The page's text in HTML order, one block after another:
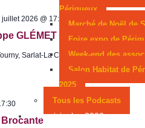
Périgueux
Marché de Noël de
Foire expo de
Week-end des
Salon Habitat de
2025
Tous les Podcasts
Municipales 2026
s
u
l
t
i
è
n
e
m
e
n
GLÉMET
2026 @ 17:00
Sarlat-La Canéda, Sélectionner
l